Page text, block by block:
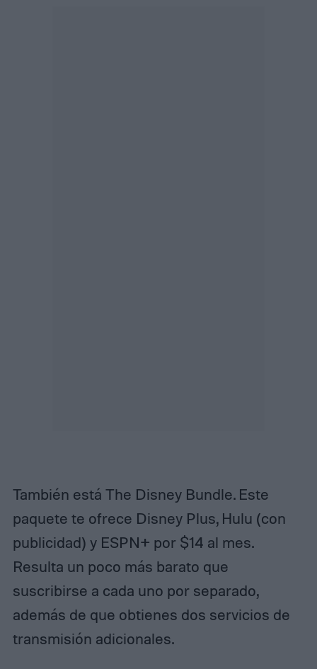
También está The Disney Bundle. Este
paquete te ofrece Disney Plus, Hulu (con
publicidad) y ESPN+ por $14 al mes.
Resulta un poco más barato que
suscribirse a cada uno por separado,
además de que obtienes dos servicios de
transmisión adicionales.